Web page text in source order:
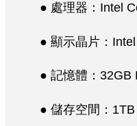
● 處理器：Intel
● 顯示晶片：
● 記憶體：32GB
● 儲存空間：